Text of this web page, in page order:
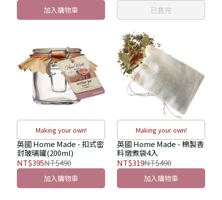
加入購物車 已售完
Making your own!
英國 Home Made - 扣式密
封玻璃罐(200ml)
NT$395NT$490
加入購物車
Making your own!
英國 Home Made - 棉製香
料燉煮袋4入
NT$319NT$490
加入購物車